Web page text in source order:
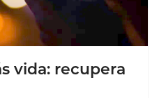
vida: recupera